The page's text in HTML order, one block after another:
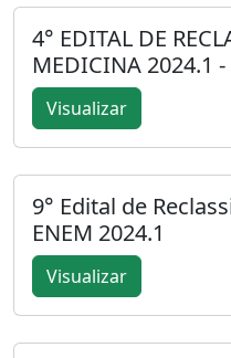
4° EDITAL DE
MEDICINA 2024.1 -
Visualizar
9° Edital de
ENEM 2024.1
Visualizar